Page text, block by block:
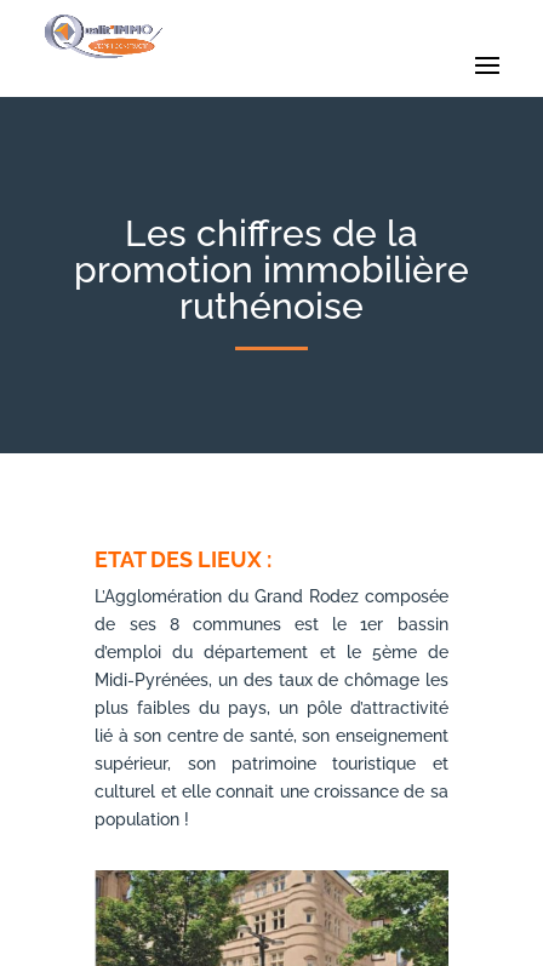
Les chiffres de la
promotion immobilière
ruthénoise
ETAT DES LIEUX :
L’Agglomération du Grand Rodez composée
de ses 8 communes est le 1er bassin
d’emploi du département et le 5ème de
Midi-Pyrénées, un des taux de chômage les
plus faibles du pays, un pôle d’attractivité
lié à son centre de santé, son enseignement
supérieur, son patrimoine touristique et
culturel et elle connait une croissance de sa
population !